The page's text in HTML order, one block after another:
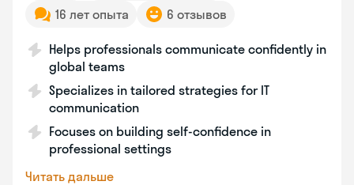
16 лет опыта
6 отзывов
Helps professionals communicate confidently in
global teams
Specializes in tailored strategies for IT
communication
Focuses on building self-confidence in
professional settings
Читать дальше